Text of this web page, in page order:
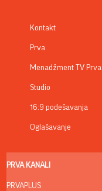
Kontakt
Prva
Menadžment TV Prva
Studio
16:9 podešavanja
Oglašavanje
PRVA KANALI
PRVAPLUS